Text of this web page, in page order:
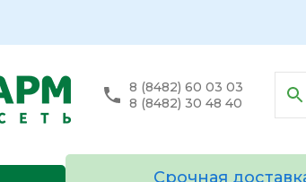
8 (8482) 60 03 03
8 (8482) 30 48 40
Срочная